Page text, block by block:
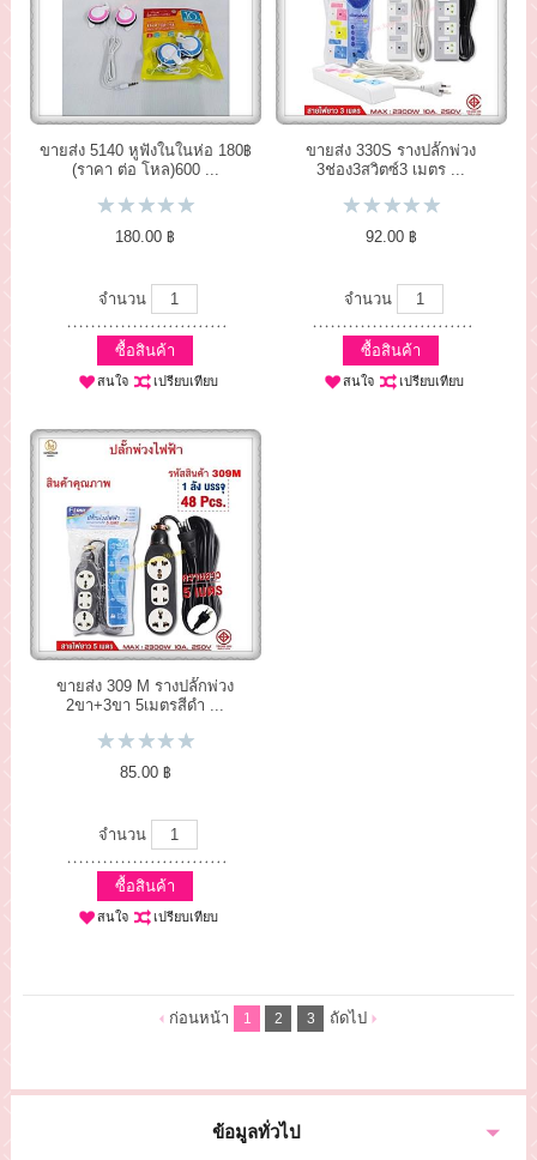
ขายส่ง 5140 หูฟังในในห่อ 180฿
(ราคา ต่อ โหล)600 ...
180.00 ฿
จำนวน
ซื้อสินค้า
สนใจ เปรียบเทียบ
ขายส่ง 330S รางปลั๊กพ่วง
3ช่อง3สวิตซ์3 เมตร ...
92.00 ฿
จำนวน
ซื้อสินค้า
สนใจ เปรียบเทียบ
ขายส่ง 309 M รางปลั๊กพ่วง
2ขา+3ขา 5เมตรสีดำ ...
85.00 ฿
จำนวน
ซื้อสินค้า
สนใจ เปรียบเทียบ
ก่อนหน้า 1 2 3 ถัดไป
ข้อมูลทั่วไป